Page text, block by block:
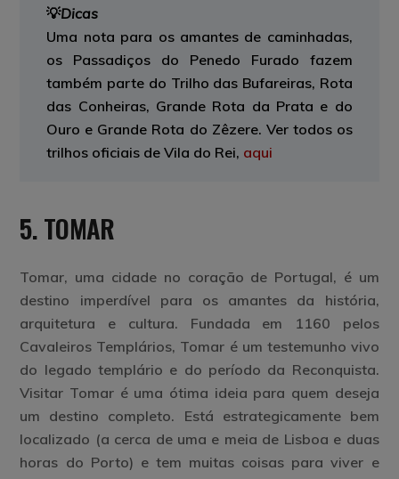
💡Dicas
Uma nota para os amantes de caminhadas,
os Passadiços do Penedo Furado fazem
também parte do Trilho das Bufareiras, Rota
das Conheiras, Grande Rota da Prata e do
Ouro e Grande Rota do Zêzere. Ver todos os
trilhos oficiais de Vila do Rei, aqui
5. TOMAR
Tomar, uma cidade no coração de Portugal, é um
destino imperdível para os amantes da história,
arquitetura e cultura. Fundada em 1160 pelos
Cavaleiros Templários, Tomar é um testemunho vivo
do legado templário e do período da Reconquista.
Visitar Tomar é uma ótima ideia para quem deseja
um destino completo. Está estrategicamente bem
localizado (a cerca de uma e meia de Lisboa e duas
horas do Porto) e tem muitas coisas para viver e